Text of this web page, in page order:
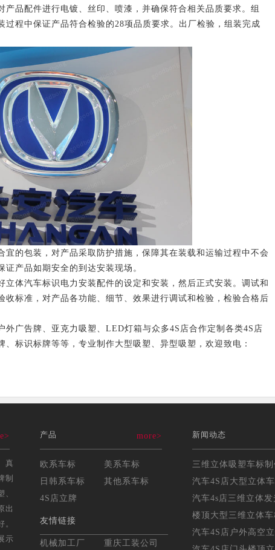
品配件进行电镀、丝印、喷漆，并确保符合相关品质要求。组
过程中保证产品符合检验的28项品质要求。出厂检验，组装完成
的包装，对产品采取防护措施，保障其在装载和运输过程中不会
产品如期安全的到达安装现场。
体汽车标识电力安装配件的设定和安装，然后正式安装。调试和
收标准，对产品各功能、细节、效果进行调试和检验，检验合格后
广告牌、亚克力吸塑、LED灯箱与众多4S店合作定制各类4S店
标识标牌等等，专业制作大型吸塑、异型吸塑，欢迎致电：
真
制
出
示
产品 more>
欧系车标
美系车标
日韩系车标
其他系车标
4S店立牌
友情链接
机械加工厂 重庆工装公司
新闻动态
汽车4S店大型立体车
汽车4s店三维立体发
楼顶大型三维立体车
汽车4S店户外高空立